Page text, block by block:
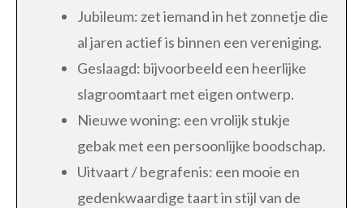
Jubileum: zet iemand in het zonnetje die
al jaren actief is binnen een vereniging.
Geslaagd: bijvoorbeeld een heerlijke
slagroomtaart met eigen ontwerp.
Nieuwe woning: een vrolijk stukje
gebak met een persoonlijke boodschap.
Uitvaart / begrafenis: een mooie en
gedenkwaardige taart in stijl van de